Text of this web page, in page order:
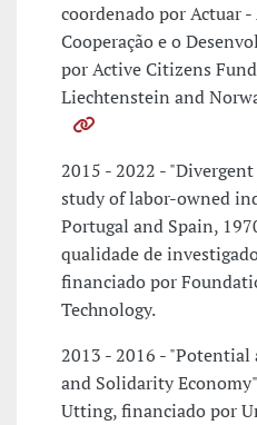
coordenado por Actuar -
Cooperação e o
por Active Citizens
Liechtenstein and
2015 - 2022 -
study of labor-owned
Portugal and Spain,
qualidade de
financiado por
Technology.
2013 - 2016 -
and Solidarity
Utting, financiado por